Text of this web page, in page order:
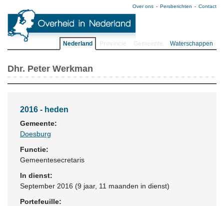
Over ons Persberichten Contact
Nederland Waterschappen
Dhr. Peter Werkman
2016 - heden
Gemeente:
Doesburg
Functie:
Gemeentesecretaris
In dienst:
September 2016 (9 jaar, 11 maanden in dienst)
Portefeuille: